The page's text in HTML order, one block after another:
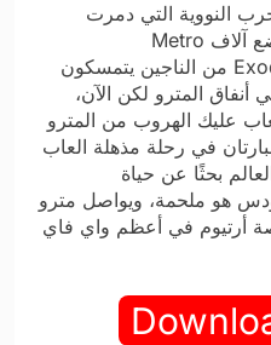
النووية التي دمرت
آلاف Metro
من الناجين يتمسكون
المترو لكن الآن،
عليك الهروب من المترو
في رحلة مذهلة العاب
بحثًا عن حياة
هو ملحمة، ويواصل مترو
أرتيوم في أعظم واي فاي